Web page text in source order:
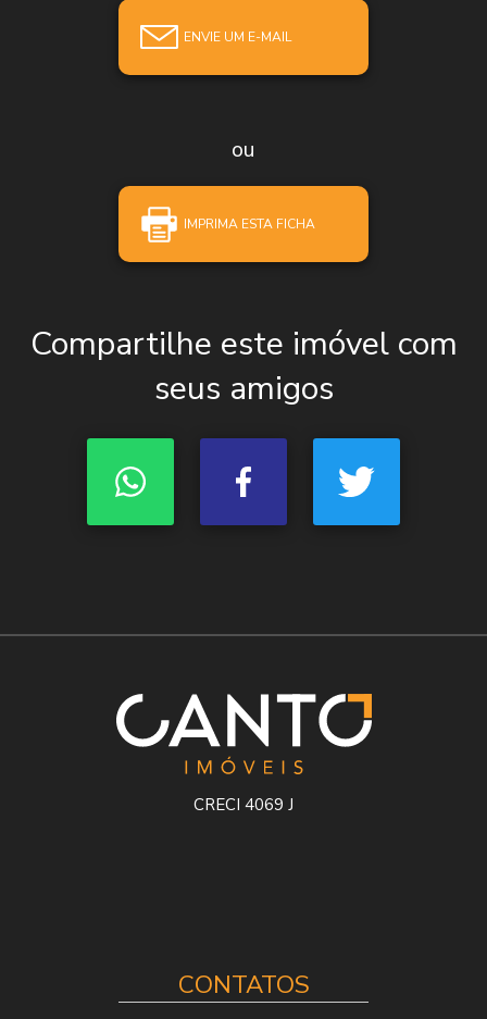
ENVIE UM E-MAIL
ou
IMPRIMA ESTA FICHA
Compartilhe este imóvel com
seus amigos
CRECI 4069 J
CONTATOS